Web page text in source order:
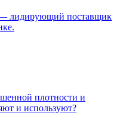
лидирующий поставщик
плотности и
и используют?